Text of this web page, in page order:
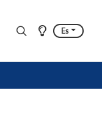
Es